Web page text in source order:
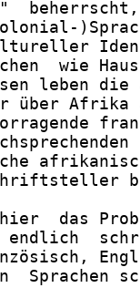
wie
leben die
über Afrika
das
Sprachen